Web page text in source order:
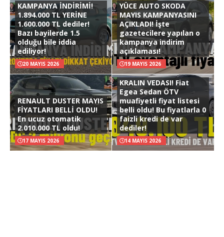
KAMPANYA İNDİRİMİ!
1.894.000 TL YERİNE
1.600.000 TL dediler!
Bazı bayilerde 1.5
olduğu bile iddia
ediliyor!
20 MAYIS 2026
YÜCE AUTO SKODA
MAYIS KAMPANYASINI
AÇIKLADI! İşte
gazetecilere yapılan o
kampanya indirim
açıklaması!
19 MAYIS 2026
RENAULT DUSTER MAYIS
FİYATLARI BELLİ OLDU!
En ucuz otomatik
2.010.000 TL oldu!
17 MAYIS 2026
KRALIN VEDASI! Fiat
Egea Sedan ÖTV
muafiyetli fiyat listesi
belli oldu! Bu fiyatlarla 0
faizli kredi de var
dediler!
14 MAYIS 2026